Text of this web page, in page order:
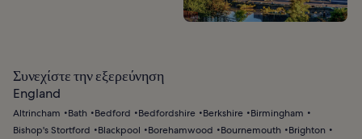
Συνεχίστε την εξερεύνηση
England
Altrincham Bath Bedford Bedfordshire Berkshire
Birmingham
Bishop's Stortford
Blackpool Borehamwood Bournemouth
Brighton